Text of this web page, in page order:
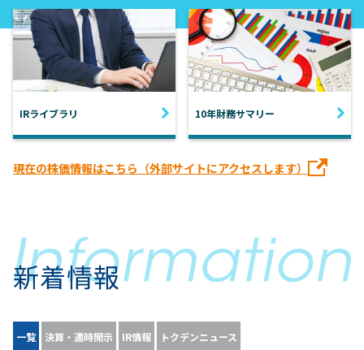
IRライブラリ 10年財務サマリー
現在の株価情報はこちら（外部サイトにアクセスします）
新着情報
一覧 決算・適時開示 IR情報 トクデンニュース